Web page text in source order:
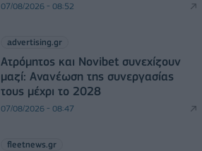
07/08/2026 - 08:52
advertising.gr
Ατρόμητος και Novibet συνεχίζουν
μαζί: Ανανέωση της συνεργασίας
τους μέχρι το 2028
07/08/2026 - 08:47
fleetnews.gr